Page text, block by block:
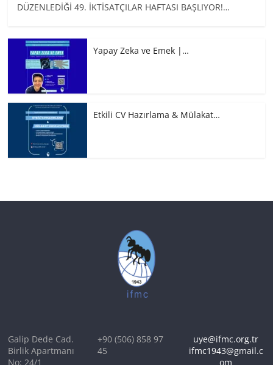
DÜZENLEDİĞİ 49. İKTİSATÇILAR HAFTASI BAŞLIYOR!…
Yapay Zeka ve Emek |…
Etkili CV Hazırlama & Mülakat…
Galip Dede Cad.
Birlik Apartmanı
No: 24/1
+90 (506) 858 97
45
uye@ifmc.org.tr
ifmc1943@gmail.c
om